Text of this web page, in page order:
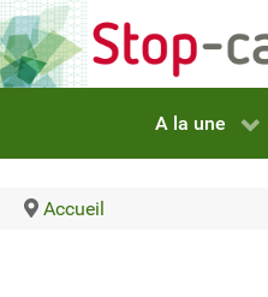
A la une
Accueil